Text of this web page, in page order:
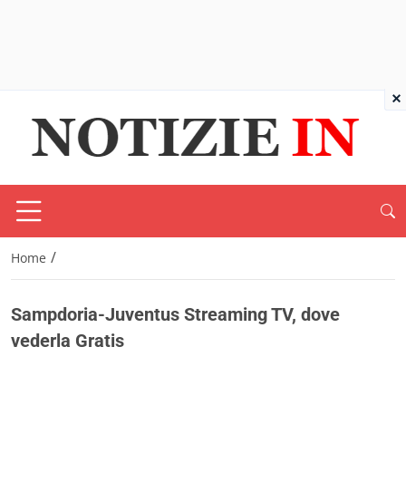
Home /
Sampdoria-Juventus Streaming TV, dove
vederla Gratis
×